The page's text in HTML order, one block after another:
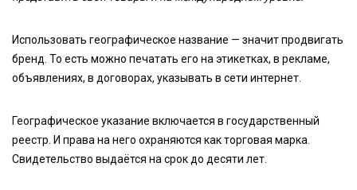
Использовать географическое название — значит продвигать
бренд. То есть можно печатать его на этикетках, в рекламе,
объявлениях, в договорах, указывать в сети интернет.
Географическое указание включается в государственный
реестр. И права на него охраняются как торговая марка.
Свидетельство выдаётся на срок до десяти лет.